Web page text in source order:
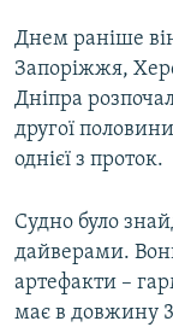
Днем раніше
Запоріжжя,
Дніпра
другої
однієї з проток.
Судно було
дайверами.
артефакти –
має в довжину